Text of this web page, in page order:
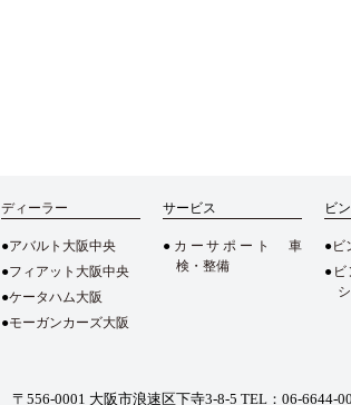
ディーラー
アバルト大阪中央
フィアット大阪中央
ケータハム大阪
モーガンカーズ大阪
サービス
カーサポート 車
検・整備
ビ
ビ
〒556-0001 大阪市浪速区下寺3-8-5 TEL：06-6644-